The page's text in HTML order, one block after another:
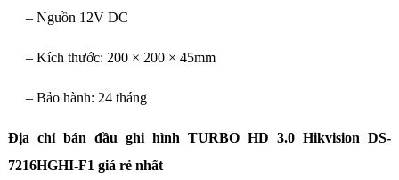
– Nguồn 12V DC
– Kích thước: 200 × 200 × 45mm
– Bảo hành: 24 tháng
Địa chỉ bán đầu ghi hình TURBO HD 3.0 Hikvision DS-
7216HGHI-F1 giá rẻ nhất